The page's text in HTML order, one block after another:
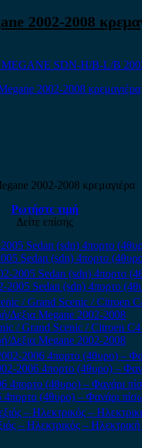
2002-2008
SDN-H/B-L/B
2002-2008 κρεμαγιέρα
Ρωτήστε τιμή
Δείτε επίσης
Sedan (sdn) 4πορτο
2005 Sedan (sdn) 4πορτο
/ Grand Scenic / Citroen
Δεξια Megane 2002-2008
2006 4πορτο (4θυρο) –
(4θυρο) – Φανάρι
– Ηλεκτρικός –